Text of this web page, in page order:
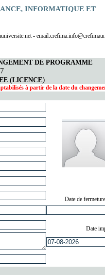
INFORMATIQUE ET
-
DE PROGRAMME
(LICENCE)
à partir de la date du
Date de
Date